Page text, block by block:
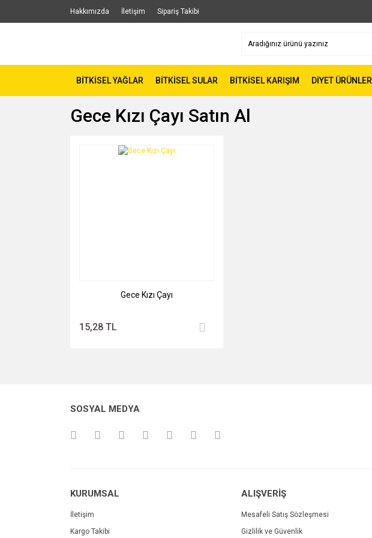
Hakkımızda İletişim Sipariş Takibi
BİTKİSEL YAĞLAR BİTKİSEL SULAR BİTKİSEL KARIŞIM DİYET ÜRÜNLER
Gece Kızı Çayı Satın Al
Gece Kızı Çayı
15,28 TL
SOSYAL MEDYA
KURUMSAL
İletişim
Kargo Takibi
ALIŞVERİŞ
Mesafeli Satış Sözleşmesi
Gizlilik ve Güvenlik